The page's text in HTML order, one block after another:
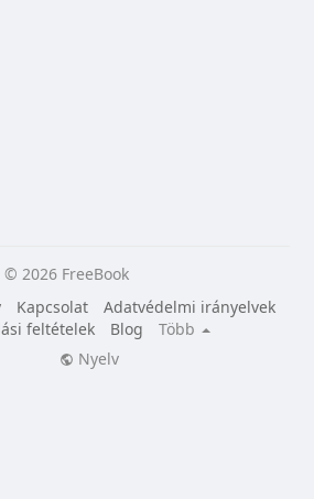
© 2026 FreeBook
Kapcsolat
Adatvédelmi irányelvek
feltételek
Blog
Több
Nyelv